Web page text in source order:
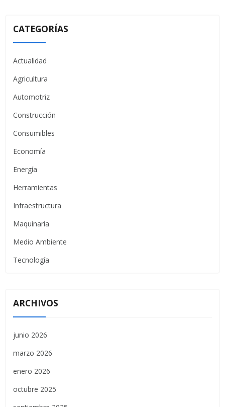
CATEGORÍAS
Actualidad
Agricultura
Automotriz
Construcción
Consumibles
Economía
Energía
Herramientas
Infraestructura
Maquinaria
Medio Ambiente
Tecnología
ARCHIVOS
junio 2026
marzo 2026
enero 2026
octubre 2025